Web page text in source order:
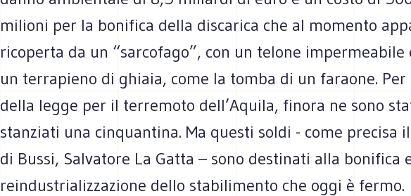
milioni per la bonifica della discarica che al momento
ricoperta da un “sarcofago”, con un telone impermeabile
un terrapieno di ghiaia, come la tomba di un faraone.
della legge per il terremoto dell’Aquila, finora ne sono
stanziati una cinquantina. Ma questi soldi - come precisa
di Bussi, Salvatore La Gatta – sono destinati alla bonifica
reindustrializzazione dello stabilimento che oggi è fermo.